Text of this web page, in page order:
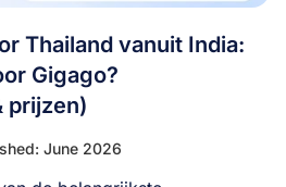
Thailand vanuit India:
Gigago?
prijzen)
June 2026